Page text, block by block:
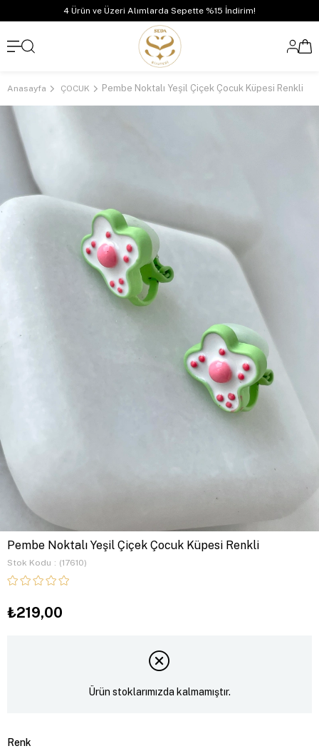
4 Ürün ve Üzeri Alımlarda Sepette %15 İndirim!
Anasayfa ÇOCUK Pembe Noktalı Yeşil Çiçek Çocuk Küpesi Renkli
Pembe Noktalı Yeşil Çiçek Çocuk Küpesi Renkli
Stok Kodu (17610)
₺219,00
Ürün stoklarımızda kalmamıştır.
Renk